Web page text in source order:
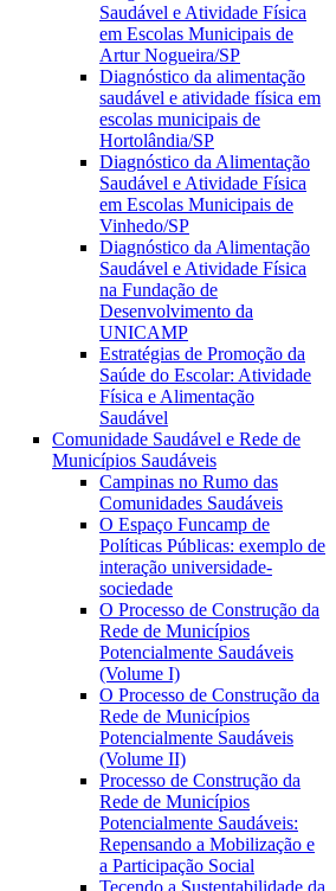
Saudável e Atividade Física
em Escolas Municipais de
Artur Nogueira/SP
Diagnóstico da alimentação
saudável e atividade física em
escolas municipais de
Hortolândia/SP
Diagnóstico da Alimentação
Saudável e Atividade Física
em Escolas Municipais de
Vinhedo/SP
Diagnóstico da Alimentação
Saudável e Atividade Física
na Fundação de
Desenvolvimento da
UNICAMP
Estratégias de Promoção da
Saúde do Escolar: Atividade
Física e Alimentação
Saudável
Comunidade Saudável e Rede de
Municípios Saudáveis
Campinas no Rumo das
Comunidades Saudáveis
O Espaço Funcamp de
Políticas Públicas: exemplo de
interação universidade-
sociedade
O Processo de Construção da
Rede de Municípios
Potencialmente Saudáveis
(Volume I)
O Processo de Construção da
Rede de Municípios
Potencialmente Saudáveis
(Volume II)
Processo de Construção da
Rede de Municípios
Potencialmente Saudáveis:
Repensando a Mobilização e
a Participação Social
Tecendo a Sustentabilidade da